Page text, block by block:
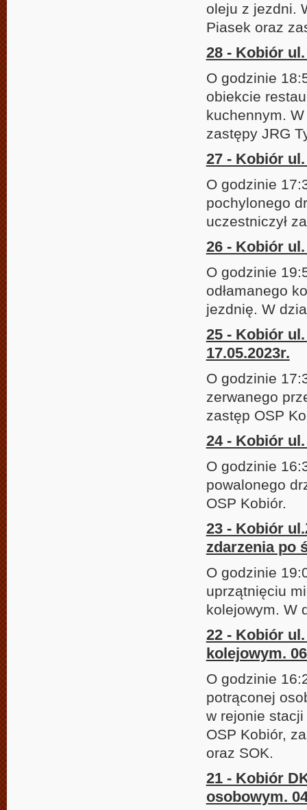
oleju z jezdni.
Piasek oraz
28 - Kobiór
O godzinie
obiekcie
kuchennym.
zastępy JRG
27 - Kobiór
O godzinie
pochylonego
uczestniczył
26 - Kobiór
O godzinie
odłamanego
jezdnię. W
25 - Kobiór
17.05.2023r.
O godzinie
zerwanego
zastęp OSP
24 - Kobiór
O godzinie
powalonego
OSP Kobiór.
23 - Kobiór
zdarzenia po
O godzinie
uprzątnięciu
kolejowym. W
22 - Kobiór
kolejowym.
O godzinie
potrąconej
w rejonie stacji
OSP Kobiór,
oraz SOK.
21 - Kobiór
osobowym.